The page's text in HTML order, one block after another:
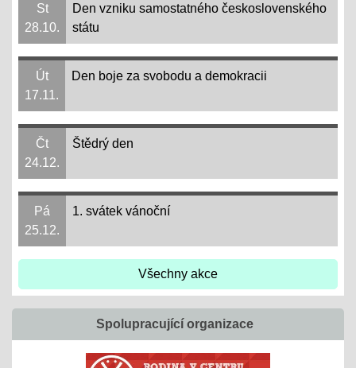
St
28.10.
Den vzniku samostatného československého
státu
Út
17.11.
Den boje za svobodu a demokracii
Čt
24.12.
Štědrý den
Pá
25.12.
1. svátek vánoční
Všechny akce
Spolupracující organizace